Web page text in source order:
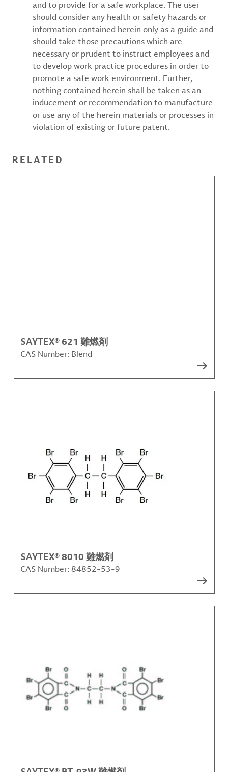
and to provide for a safe workplace. The user
should consider any health or safety hazards or
information contained herein only as a guide and
should take those precautions which are
necessary or prudent to instruct employees and
to develop work practice procedures in order to
promote a safe work environment. Further,
nothing contained herein shall be taken as an
inducement or recommendation to manufacture
or use any of the herein materials or processes in
violation of existing or future patent.
RELATED
SAYTEX® 621 難燃剤
CAS Number: Blend
SAYTEX® 8010 難燃剤
CAS Number: 84852-53-9